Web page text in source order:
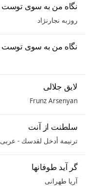
نگاه من به سوی توست
روزبه نجارنژاد
نگاه من به سوی توست
لایق جلالی
Frunz Arsenyan
سلطنت از آنت
ترنيمة أدخل لقدسك - عربی
گر آید طوفانها
آریا طهرانی